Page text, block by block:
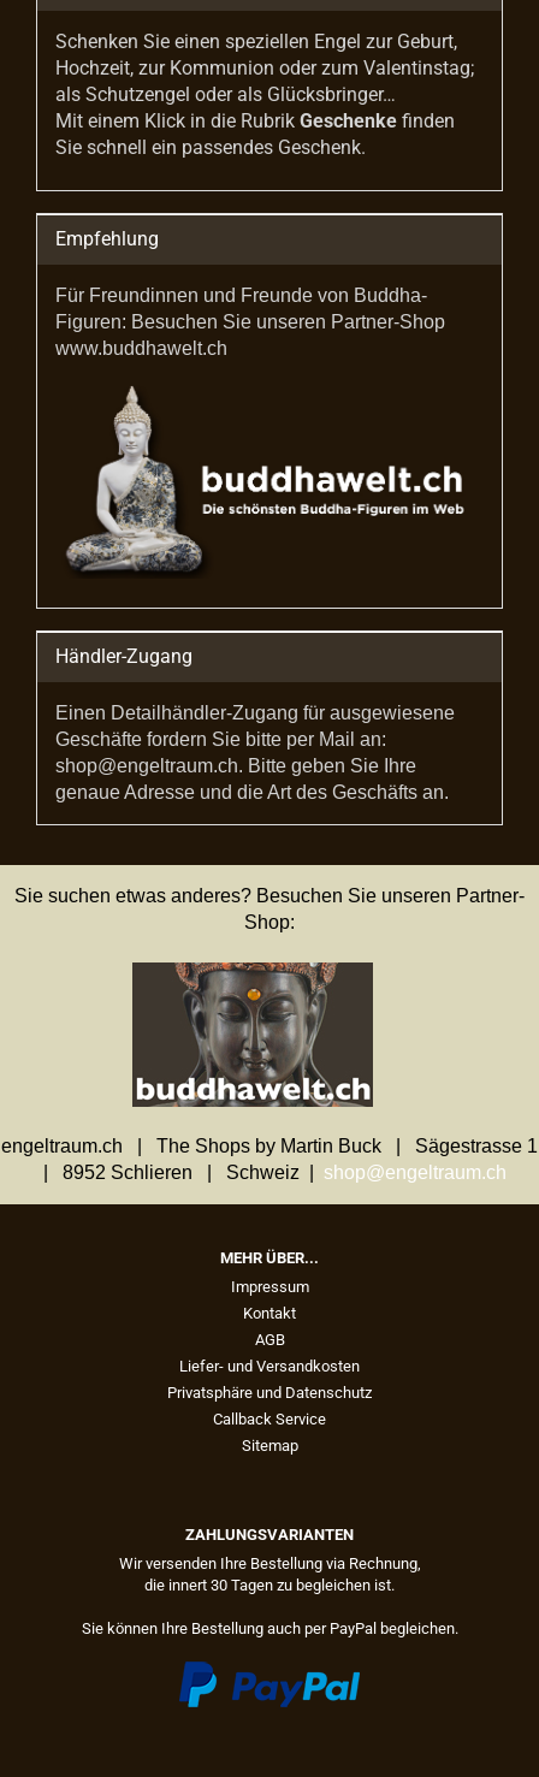
Schenken Sie einen speziellen Engel zur Geburt,
Hochzeit, zur Kommunion oder zum Valentinstag;
als Schutzengel oder als Glücksbringer…
Mit einem Klick in die Rubrik Geschenke finden
Sie schnell ein passendes Geschenk.
Empfehlung
Für Freundinnen und Freunde von Buddha-
Figuren: Besuchen Sie unseren Partner-Shop
www.buddhawelt.ch
Händler-Zugang
Einen Detailhändler-Zugang für ausgewiesene
Geschäfte fordern Sie bitte per Mail an:
shop@engeltraum.ch. Bitte geben Sie Ihre
genaue Adresse und die Art des Geschäfts an.
Sie suchen etwas anderes? Besuchen Sie unseren Partner-
Shop:
engeltraum.ch | The Shops by Martin Buck | Sägestrasse 1
| 8952 Schlieren | Schweiz | shop@engeltraum.ch
MEHR ÜBER...
Impressum
Kontakt
AGB
Liefer- und Versandkosten
Privatsphäre und Datenschutz
Callback Service
Sitemap
ZAHLUNGSVARIANTEN
Wir versenden Ihre Bestellung via Rechnung,
die innert 30 Tagen zu begleichen ist.
Sie können Ihre Bestellung auch per PayPal begleichen.